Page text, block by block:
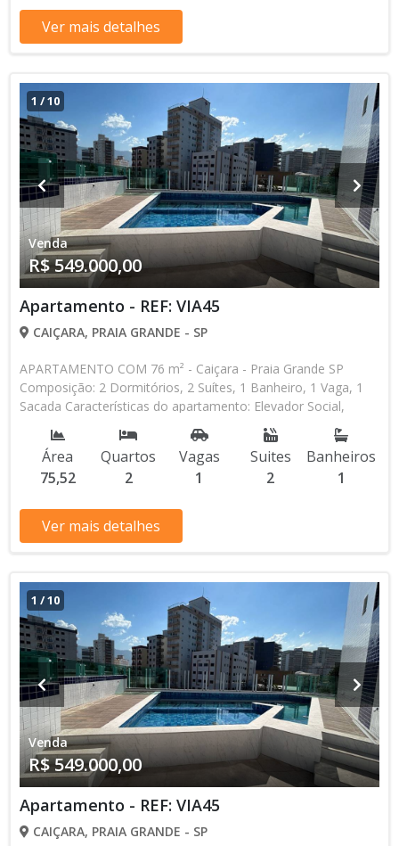
Ver mais detalhes
1 /10
Venda
R$ 549.000,00
Apartamento - REF: VIA45
CAIÇARA, PRAIA GRANDE - SP
APARTAMENTO COM 76 m² - Caiçara - Praia Grande SP
Composição: 2 Dormitórios, 2 Suítes, 1 Banheiro, 1 Vaga, 1
Sacada Características do apartamento: Elevador Social,
Elevador de Serviço, Piscina, Sauna, Salão de Jogos, Salão de
Festas, Espaço Kids, Espaço Gourmet, Academia Aceita
Financiamento Bancário * Os valores e disponibilidade podem
ser alterados sem prévio aviso. Favor verificar entrando em
Área
75,52
Quartos
2
Vagas
1
Suites
2
Banheiros
1
Ver mais detalhes
1 /10
Venda
R$ 549.000,00
Apartamento - REF: VIA45
CAIÇARA, PRAIA GRANDE - SP